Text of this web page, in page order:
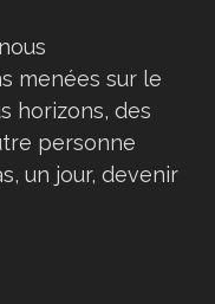
menées sur le
horizons, des
personne
un jour, devenir